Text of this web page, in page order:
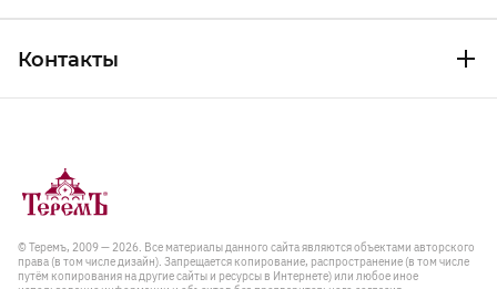
Контакты
© Теремъ, 2009 — 2026. Все материалы данного сайта являются объектами авторского
права (в том числе дизайн). Запрещается копирование, распространение (в том числе
путём копирования на другие сайты и ресурсы в Интернете) или любое иное